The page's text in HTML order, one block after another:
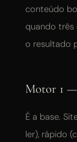
conteúdo
quando três
o resultado
Motor 1
É a base.
ler), rápido